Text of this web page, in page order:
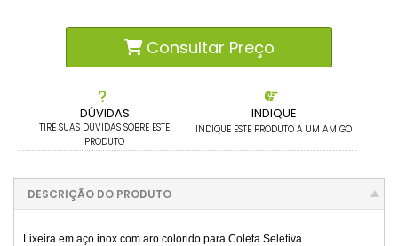
DÚVIDAS
TIRE SUAS DÚVIDAS SOBRE ESTE
PRODUTO
INDIQUE
INDIQUE ESTE PRODUTO A UM AMIGO
Consultar Preço
DESCRIÇÃO DO PRODUTO
Lixeira em aço inox com aro colorido para Coleta Seletiva.